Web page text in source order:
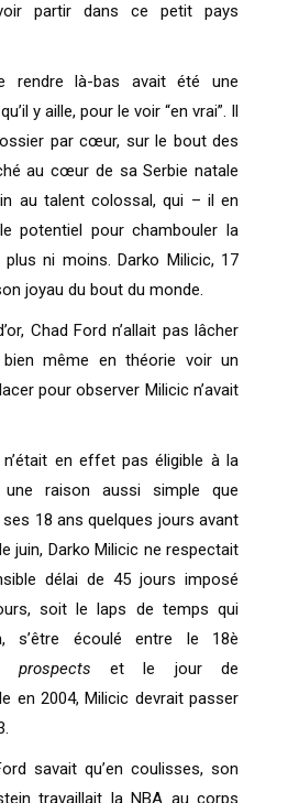
partir dans ce petit pays
rendre là-bas avait été une
y aille, pour le voir “en vrai”. Il
par cœur, sur le bout des
au cœur de sa Serbie natale
au talent colossal, qui – il en
potentiel pour chambouler la
plus ni moins. Darko Milicic, 17
joyau du bout du monde.
Chad Ford n’allait pas lâcher
même en théorie voir un
pour observer Milicic n’avait
en effet pas éligible à la
raison aussi simple que
18 ans quelques jours avant
juin, Darko Milicic ne respectait
délai de 45 jours imposé
soit le laps de temps qui
s’être écoulé entre le 18è
prospects et le jour de
en 2004, Milicic devrait passer
savait qu’en coulisses, son
travaillait la NBA au corps